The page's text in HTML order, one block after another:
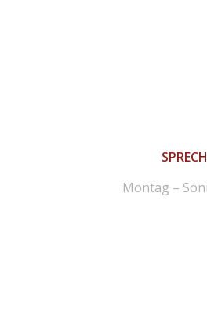
Montag –